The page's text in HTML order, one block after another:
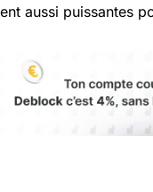
aussi puissantes